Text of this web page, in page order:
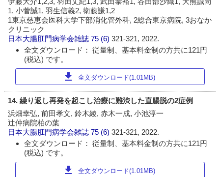
1, 小菅誠1, 羽生信義2, 衛藤謙1,2
1東京慈恵会医科大学下部消化管外科, 2総合東京病院, 3おなか
クリニック
日本大腸肛門病学会雑誌 75 (6)321-321, 2022.
全文ダウンロード： 従量制、基本料金制の方共に121円
(税込) です。
download 全文ダウンロード(1.01MB)
14. 繰り返し再発を起こし治療に難渋した直腸脱の2症例
浜畑幸弘, 前田孝文, 鈴木綾, 赤木一成, 小池淳一
辻仲病院柏の葉
日本大腸肛門病学会雑誌 75 (6)321-321, 2022.
全文ダウンロード： 従量制、基本料金制の方共に121円
(税込) です。
download 全文ダウンロード(1.01MB)